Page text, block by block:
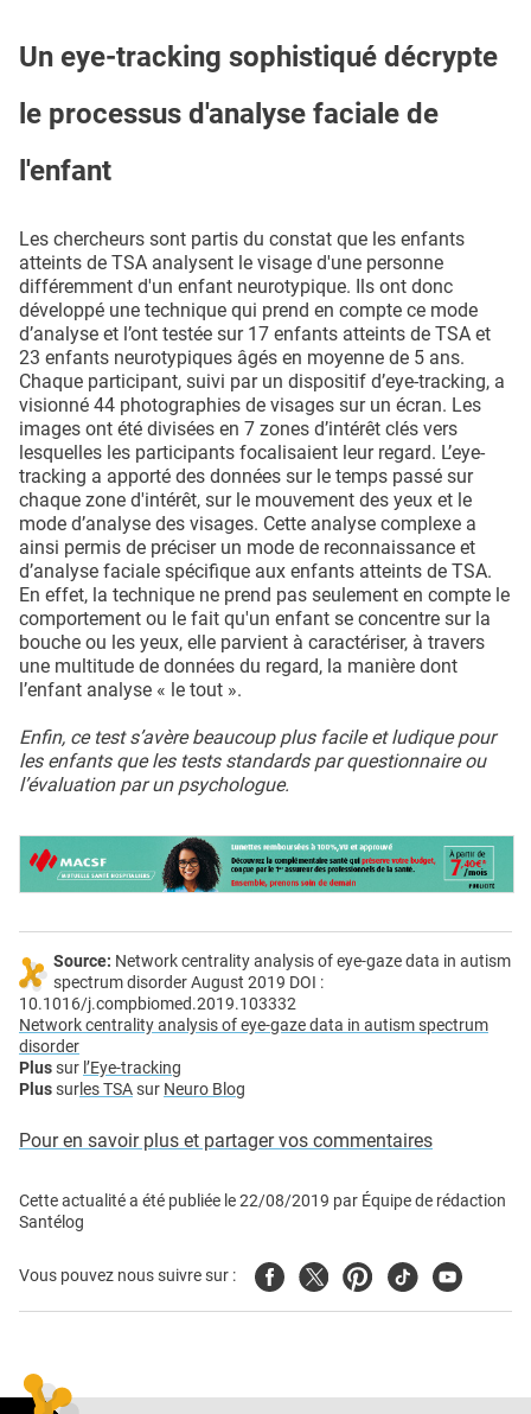
Un eye-tracking sophistiqué décrypte
le processus d'analyse faciale de
l'enfant
Les chercheurs sont partis du constat que les enfants
atteints de TSA analysent le visage d'une personne
différemment d'un enfant neurotypique. Ils ont donc
développé une technique qui prend en compte ce mode
d’analyse et l’ont testée sur 17 enfants atteints de TSA et
23 enfants neurotypiques âgés en moyenne de 5 ans.
Chaque participant, suivi par un dispositif d’eye-tracking, a
visionné 44 photographies de visages sur un écran. Les
images ont été divisées en 7 zones d’intérêt clés vers
lesquelles les participants focalisaient leur regard. L’eye-
tracking a apporté des données sur le temps passé sur
chaque zone d'intérêt, sur le mouvement des yeux et le
mode d’analyse des visages. Cette analyse complexe a
ainsi permis de préciser un mode de reconnaissance et
d’analyse faciale spécifique aux enfants atteints de TSA.
En effet, la technique ne prend pas seulement en compte le
comportement ou le fait qu'un enfant se concentre sur la
bouche ou les yeux, elle parvient à caractériser, à travers
une multitude de données du regard, la manière dont
l’enfant analyse « le tout ».
Enfin, ce test s’avère beaucoup plus facile et ludique pour
les enfants que les tests standards par questionnaire ou
l’évaluation par un psychologue.
Source: Network centrality analysis of eye-gaze data in autism
spectrum disorder August 2019 DOI :
10.1016/j.compbiomed.2019.103332
Network centrality analysis of eye-gaze data in autism spectrum
disorder
Plussur l’Eye-tracking
Plussurles TSAsur Neuro Blog
Pour en savoir plus et partager vos commentaires
Cette actualité a été publiée le22/08/2019 par Équipe de rédaction
Santélog
Vous pouvez nous suivre sur : FacebookTwitterPinterest
TiktokYoutube